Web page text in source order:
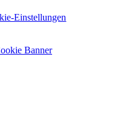
Einstellungen
Banner